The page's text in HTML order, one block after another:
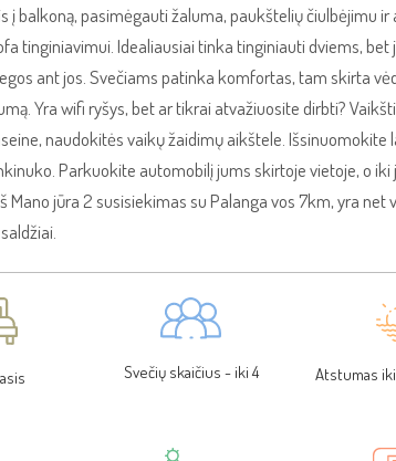
į balkoną, pasimėgauti žaluma, paukštelių čiulbėjimu ir
tinginiavimui. Idealiausiai tinka tinginiauti dviems, bet
ant jos. Svečiams patinka komfortas, tam skirta
Yra wifi ryšys, bet ar tikrai atvažiuosite dirbti?
naudokitės vaikų žaidimų aikštele. Išsinuomokite
Parkuokite automobilį jums skirtoje vietoje, o iki
Mano jūra 2 susisiekimas su Palanga vos 7km, yra net
Svečių skaičius - iki 4 Atstumas